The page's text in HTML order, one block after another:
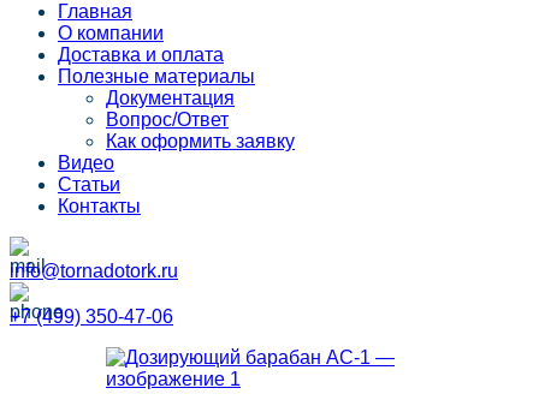
Главная
О компании
Доставка и оплата
Полезные материалы
Документация
Вопрос/Ответ
Как оформить заявку
Видео
Статьи
Контакты
info@tornadotork.ru
+7 (499) 350-47-06